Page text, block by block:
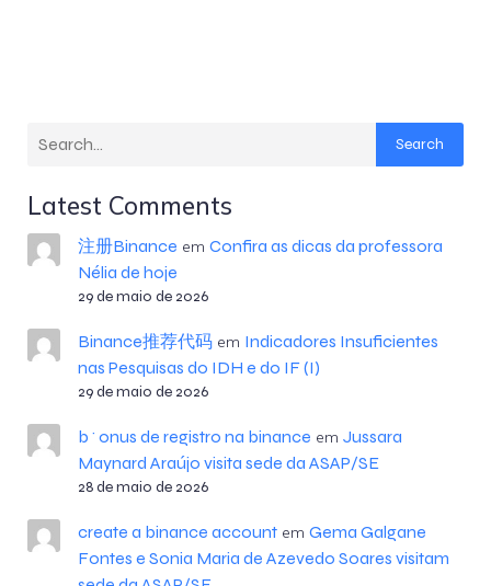
Search
Latest Comments
注册Binance em Confira as dicas da professora
Nélia de hoje
29 de maio de 2026
Binance推荐代码em Indicadores Insuficientes
nas Pesquisas do IDH e do IF (I)
29 de maio de 2026
b^onus de registro na binance em Jussara
Maynard Araújo visita sede da ASAP/SE
28 de maio de 2026
create a binance accountem Gema Galgane
Fontes e Sonia Maria de Azevedo Soares visitam